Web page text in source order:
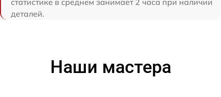
деталей.
Наши мастера